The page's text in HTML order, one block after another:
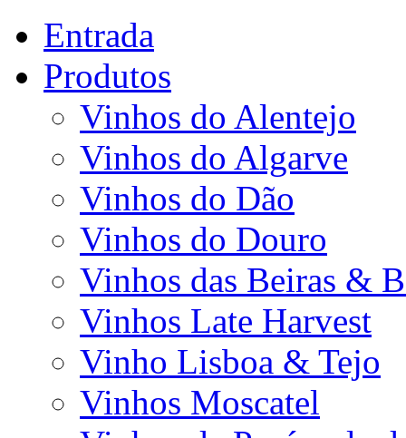
Entrada
Produtos
Vinhos do Alentejo
Vinhos do Algarve
Vinhos do Dão
Vinhos do Douro
Vinhos das Beiras &
Vinhos Late Harvest
Vinho Lisboa & Tejo
Vinhos Moscatel